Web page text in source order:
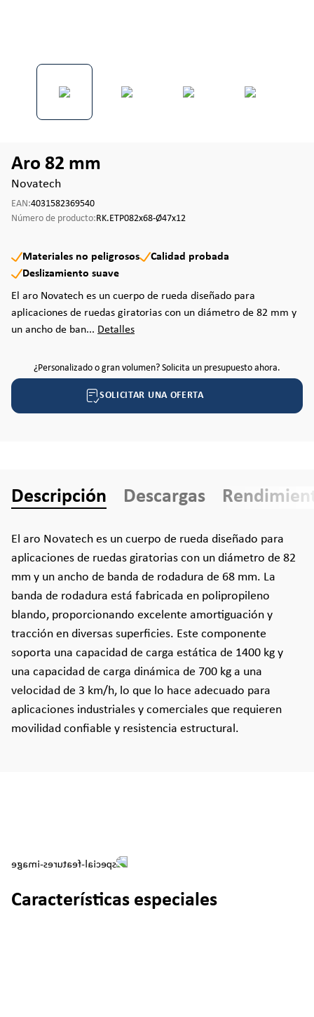
Aro 82 mm
Novatech
EAN:4031582369540
Número de producto:RK.ETP082x68-Ø47x12
Materiales no peligrosos
Calidad probada
Deslizamiento suave
El aro Novatech es un cuerpo de rueda diseñado para
aplicaciones de ruedas giratorias con un diámetro de 82 mm y
un ancho de ban... Detalles
¿Personalizado o gran volumen? Solicita un presupuesto ahora.
SOLICITAR UNA OFERTA
Descripción Descargas
El aro Novatech es un cuerpo de rueda diseñado para
aplicaciones de ruedas giratorias con un diámetro de 82
mm y un ancho de banda de rodadura de 68 mm. La
banda de rodadura está fabricada en polipropileno
blando, proporcionando excelente amortiguación y
tracción en diversas superficies. Este componente
soporta una capacidad de carga estática de 1400 kg y
una capacidad de carga dinámica de 700 kg a una
velocidad de 3 km/h, lo que lo hace adecuado para
aplicaciones industriales y comerciales que requieren
movilidad confiable y resistencia estructural.
Características especiales